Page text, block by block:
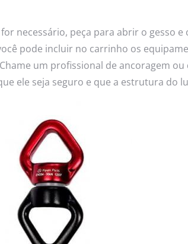
necessário, peça para abrir o gesso e
pode incluir no carrinho os
um profissional de ancoragem
ele seja seguro e que a estrutura do